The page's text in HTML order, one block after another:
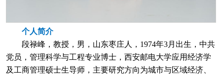
个人简介
段禄峰，教授，男，山东枣庄人，1974年3月出生，中共
党员，管理科学与工程专业博士，西安邮电大学应用经济学
及工商管理硕士生导师，主要研究方向为城市与区域经济、